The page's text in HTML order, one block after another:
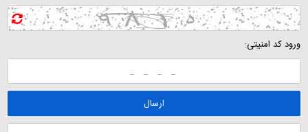
ورود کد امنیتی: